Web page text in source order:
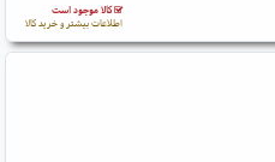
کالا موجود است
اطلاعات بیشتر و خرید کالا